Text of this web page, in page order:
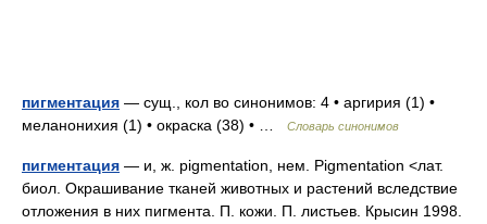
пигментация — сущ., кол во синонимов: 4 • аргирия (1) •
меланонихия (1) • окраска (38) • …
Словарь синонимов
пигментация — и, ж. pigmentation, нем. Pigmentation <лат.
биол. Окрашивание тканей животных и растений вследствие
отложения в них пигмента. П. кожи. П. листьев. Крысин 1998.